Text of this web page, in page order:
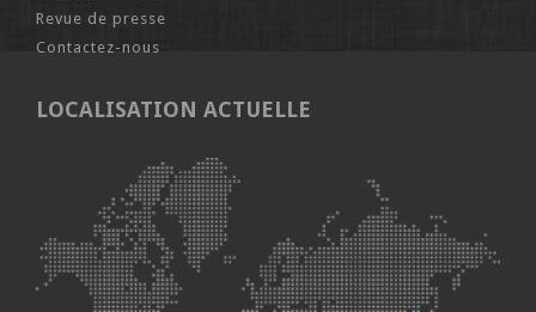
Revue de presse
Contactez-nous
LOCALISATION ACTUELLE